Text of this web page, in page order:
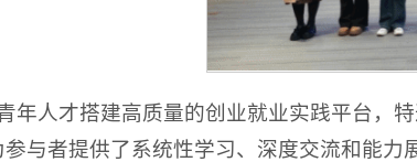
年人才搭建高质量的创业就业实践平台，
与者提供了系统性学习、深度交流和能